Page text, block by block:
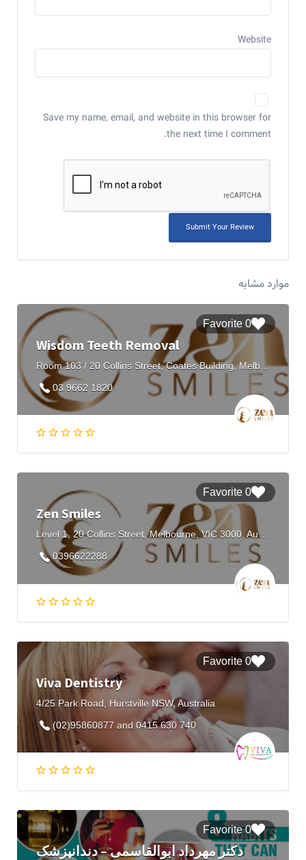
Website
Save my name, email, and website in this browser for
the next time I comment.
موارد مشابه
0 Favorite
Wisdom Teeth Removal
Room 103 / 20 Collins Street, Coates Building, Melbourne VIC 3000, Australia
03 9662 1820
0 Favorite
Zen Smiles
Level 1, 20 Collins Street, Melbourne, VIC 3000, Australia
0396622288
0 Favorite
Viva Dentistry
4/25 Park Road, Hurstville NSW, Australia
(02)95860877 and 0415 630 740
0 Favorite
دکتر مهرداد ابوالقاسمی – دندانپزشک